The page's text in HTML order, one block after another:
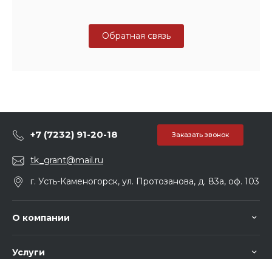
Обратная связь
+7 (7232) 91-20-18 Заказать звонок
tk_grant@mail.ru
г. Усть-Каменогорск, ул. Протозанова, д. 83а, оф. 103
О компании
Услуги